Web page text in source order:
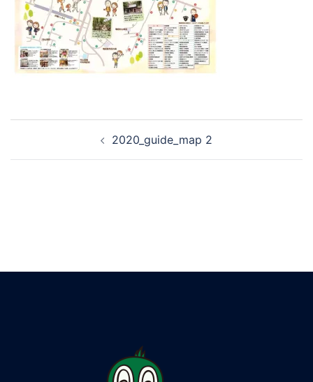
2020_guide_map 2